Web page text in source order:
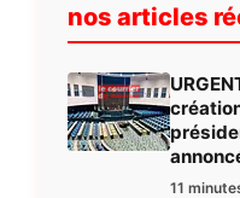
nos articles
11